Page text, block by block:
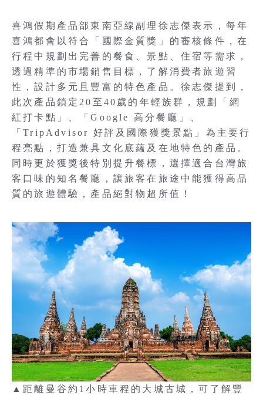
喜鴻假期產品部東南亞線副理徐志傑表示，每年
喜鴻都會以符合「國際金質獎」的審核條件，在
行程中規劃出完善的餐食、景點、住宿等需求，
透過精準的市場銷售目標，了解消費者旅遊習
性，設計多元且豐富的特色產品。徐志傑提到，
此次產品鎖定20至40歲的年輕族群，規劃「網
紅打卡點」、「Google 高分餐廳」、
「TripAdvisor 好評及國際獲獎景點」為主要行
程亮點，打造兼具文化底蘊及在地特色的產品。
同時更於獲獎後特別提升餐標，選擇適合台灣旅
客口味的知名餐廳，讓旅客在旅途中能獲得高品
質的旅遊體驗，產品絕對物超所值！
▲距離曼谷約1小時車程的大城古城，可了解豐